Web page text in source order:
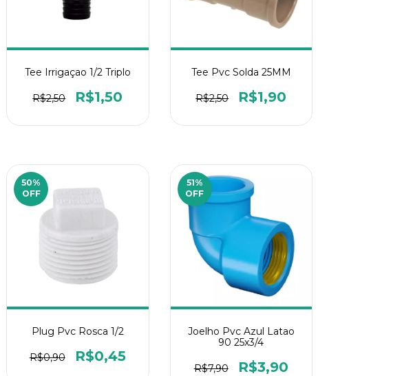
Tee Irrigaçao 1/2 Triplo
R$2,50 R$1,50
Tee Pvc Solda 25MM
R$2,50 R$1,90
50%
OFF
Plug Pvc Rosca 1/2
R$0,90 R$0,45
51%
OFF
Joelho Pvc Azul Latao
90 25x3/4
R$7,90 R$3,90